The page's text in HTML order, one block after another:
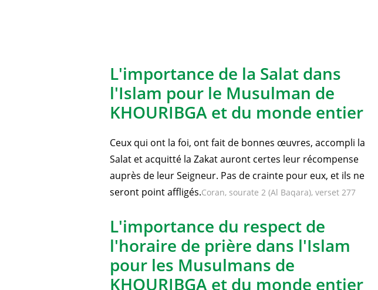
L'importance de la Salat dans
l'Islam pour le Musulman de
KHOURIBGA et du monde entier